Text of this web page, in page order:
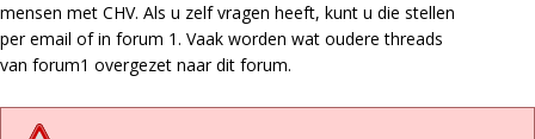
mensen met CHV. Als u zelf vragen heeft, kunt u die stellen
per email of in forum 1. Vaak worden wat oudere threads
van forum1 overgezet naar dit forum.